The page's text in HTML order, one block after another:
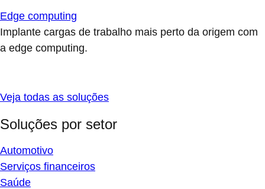
Edge computing
Implante cargas de trabalho mais perto da origem com
a edge computing.
Veja todas as soluções
Soluções por setor
Automotivo
Serviços financeiros
Saúde